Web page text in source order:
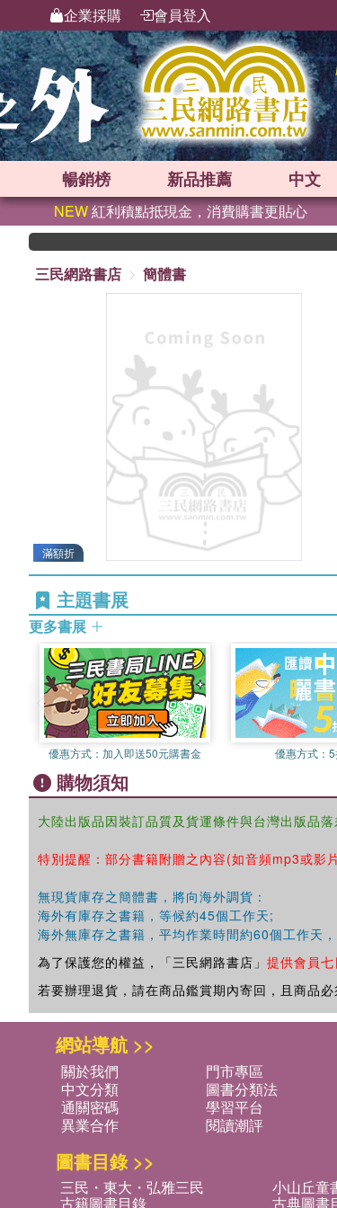
企業採購 會員登入
暢銷榜 新品推薦 中文
NEW紅利積點抵現金，消費購書更貼心
三民網路書店
簡體書
滿額折
主題書展
更多書展
優惠方式： 加入即送50元購書金 優惠方式：
購物須知
大陸出版品因裝訂品質及貨運條件與台灣出版品
特別提醒：部分書籍附贈之內容(如音頻mp3或影
無現貨庫存之簡體書，將向海外調貨：
海外有庫存之書籍，等候約45個工作天;
海外無庫存之書籍，平均作業時間約60個工作天
為了保護您的權益，「三民網路書店」 提供會員
若要辦理退貨，請在商品鑑賞期內寄回，且商品
網站導航 >>
關於我們 門市專區
中文分類
圖書分類法
通關密碼
學習平台
異業合作
閱讀潮評
圖書目錄 >>
三民・東大・弘雅三民 小山丘童
古籍圖書目錄 古典圖書